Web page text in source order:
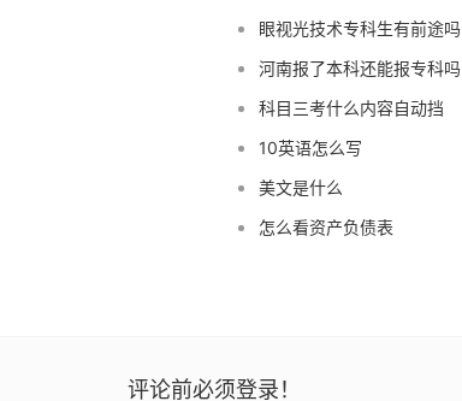
眼视光技术专科生有前途吗
河南报了本科还能报专科吗
科目三考什么内容自动挡
10英语怎么写
美文是什么
怎么看资产负债表
评论前必须登录！